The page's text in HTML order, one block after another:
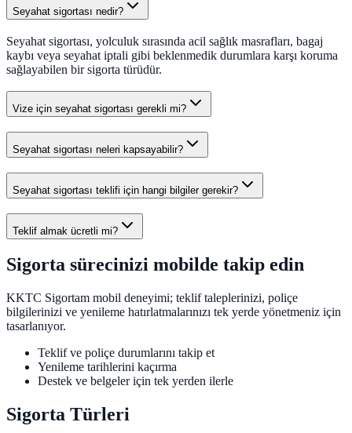
Seyahat sigortası nedir?
Seyahat sigortası, yolculuk sırasında acil sağlık masrafları, bagaj
kaybı veya seyahat iptali gibi beklenmedik durumlara karşı koruma
sağlayabilen bir sigorta türüdür.
Vize için seyahat sigortası gerekli mi?
Seyahat sigortası neleri kapsayabilir?
Seyahat sigortası teklifi için hangi bilgiler gerekir?
Teklif almak ücretli mi?
Sigorta sürecinizi mobilde takip edin
KKTC Sigortam mobil deneyimi; teklif taleplerinizi, poliçe
bilgilerinizi ve yenileme hatırlatmalarınızı tek yerde yönetmeniz için
tasarlanıyor.
Teklif ve poliçe durumlarını takip et
Yenileme tarihlerini kaçırma
Destek ve belgeler için tek yerden ilerle
Sigorta Türleri